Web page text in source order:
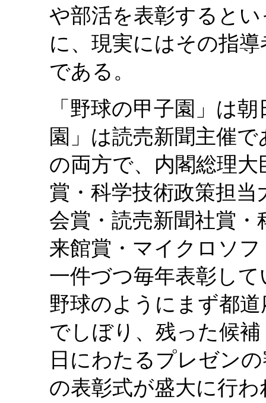
や部活を表彰すると
に、現実にはその指
である。
「野球の甲子園」は
園」は読売新聞主催
の両方で、内閣総理
賞・科学技術政策担
会賞・読売新聞社賞
来館賞・マイクロソ
一件づつ毎年表彰し
野球のようにまず都
でしぼり、残った候
日にわたるプレゼン
の表彰式が盛大に行